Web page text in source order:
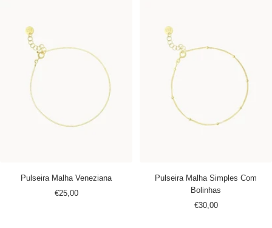
Pulseira Malha Veneziana
Preço
€25,00
Pulseira Malha Simples Com
Bolinhas
Preço
€30,00